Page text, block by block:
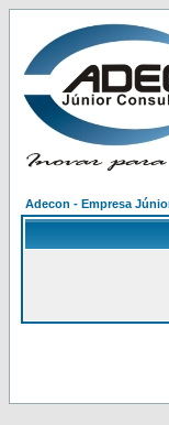
Adecon - Empresa